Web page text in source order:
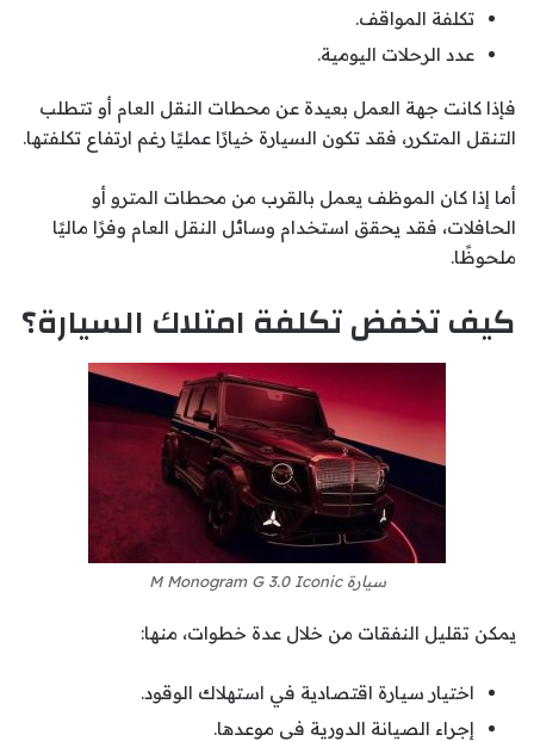
تكلفة المواقف.
عدد الرحلات اليومية.
فإذا كانت جهة العمل بعيدة عن محطات النقل العام أو تتطلب
التنقل المتكرر، فقد تكون السيارة خيارًا عمليًا رغم ارتفاع تكلفتها.
أما إذا كان الموظف يعمل بالقرب من محطات المترو أو
الحافلات، فقد يحقق استخدام وسائل النقل العام وفرًا ماليًا
ملحوظًا.
كيف تخفض تكلفة امتلاك السيارة؟
سيارة M Monogram G 3.0 Iconic
يمكن تقليل النفقات من خلال عدة خطوات، منها:
اختيار سيارة اقتصادية في استهلاك الوقود.
إجراء الصيانة الدورية في موعدها.